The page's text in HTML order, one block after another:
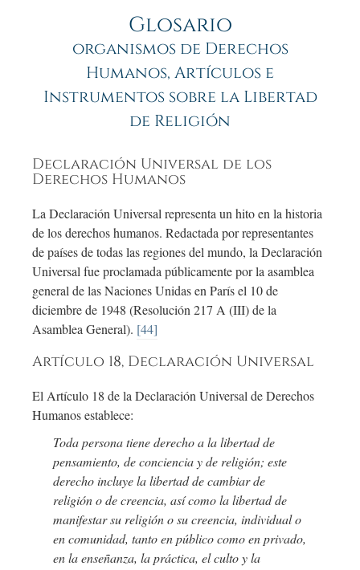
Glosario
organismos de Derechos
Humanos, Artículos e
Instrumentos sobre la Libertad
de Religión
Declaración Universal de los
Derechos Humanos
La Declaración Universal representa un hito en la historia
de los derechos humanos. Redactada por representantes
de países de todas las regiones del mundo, la Declaración
Universal fue proclamada públicamente por la asamblea
general de las Naciones Unidas en París el 10 de
diciembre de 1948 (Resolución 217 A (III) de la
Asamblea General). [44]
Artículo 18, Declaración Universal
El Artículo 18 de la Declaración Universal de Derechos
Humanos establece:
Toda persona tiene derecho a la libertad de
pensamiento, de conciencia y de religión; este
derecho incluye la libertad de cambiar de
religión o de creencia, así como la libertad de
manifestar su religión o su creencia, individual o
en comunidad, tanto en público como en privado,
en la enseñanza, la práctica, el culto y la